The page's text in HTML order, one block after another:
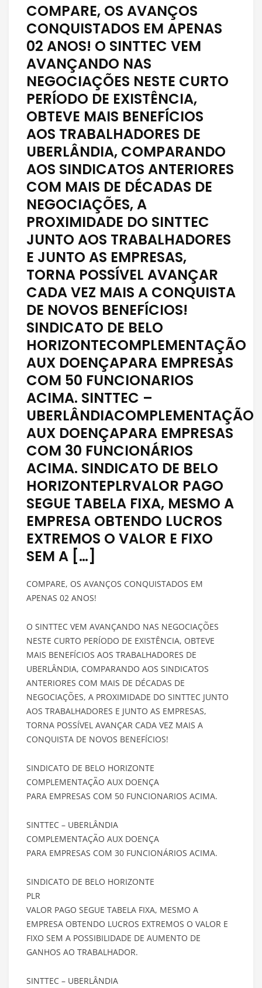
COMPARE, OS AVANÇOS
CONQUISTADOS EM APENAS
02 ANOS! O SINTTEC VEM
AVANÇANDO NAS
NEGOCIAÇÕES NESTE CURTO
PERÍODO DE EXISTÊNCIA,
OBTEVE MAIS BENEFÍCIOS
AOS TRABALHADORES DE
UBERLÂNDIA, COMPARANDO
AOS SINDICATOS ANTERIORES
COM MAIS DE DÉCADAS DE
NEGOCIAÇÕES, A
PROXIMIDADE DO SINTTEC
JUNTO AOS TRABALHADORES
E JUNTO AS EMPRESAS,
TORNA POSSÍVEL AVANÇAR
CADA VEZ MAIS A CONQUISTA
DE NOVOS BENEFÍCIOS!
SINDICATO DE BELO
HORIZONTECOMPLEMENTAÇÃO
AUX DOENÇAPARA EMPRESAS
COM 50 FUNCIONARIOS
ACIMA. SINTTEC –
UBERLÂNDIACOMPLEMENTAÇÃO
AUX DOENÇAPARA EMPRESAS
COM 30 FUNCIONÁRIOS
ACIMA. SINDICATO DE BELO
HORIZONTEPLRVALOR PAGO
SEGUE TABELA FIXA, MESMO A
EMPRESA OBTENDO LUCROS
EXTREMOS O VALOR E FIXO
SEM A […]
COMPARE, OS AVANÇOS CONQUISTADOS EM
APENAS 02 ANOS!
O SINTTEC VEM AVANÇANDO NAS NEGOCIAÇÕES
NESTE CURTO PERÍODO DE EXISTÊNCIA, OBTEVE
MAIS BENEFÍCIOS AOS TRABALHADORES DE
UBERLÂNDIA, COMPARANDO AOS SINDICATOS
ANTERIORES COM MAIS DE DÉCADAS DE
NEGOCIAÇÕES, A PROXIMIDADE DO SINTTEC JUNTO
AOS TRABALHADORES E JUNTO AS EMPRESAS,
TORNA POSSÍVEL AVANÇAR CADA VEZ MAIS A
CONQUISTA DE NOVOS BENEFÍCIOS!
SINDICATO DE BELO HORIZONTE
COMPLEMENTAÇÃO AUX DOENÇA
PARA EMPRESAS COM 50 FUNCIONARIOS ACIMA.
SINTTEC – UBERLÂNDIA
COMPLEMENTAÇÃO AUX DOENÇA
PARA EMPRESAS COM 30 FUNCIONÁRIOS ACIMA.
SINDICATO DE BELO HORIZONTE
PLR
VALOR PAGO SEGUE TABELA FIXA, MESMO A
EMPRESA OBTENDO LUCROS EXTREMOS O VALOR E
FIXO SEM A POSSIBILIDADE DE AUMENTO DE
GANHOS AO TRABALHADOR.
SINTTEC – UBERLÂNDIA